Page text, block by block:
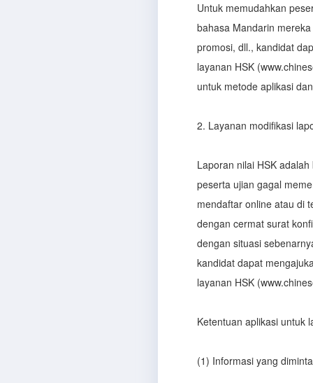
Untuk memudahkan
bahasa Mandarin
promosi, dll., kandidat
layanan HSK
untuk metode aplikasi
2. Layanan modifikasi
Laporan nilai HSK
peserta ujian gagal
mendaftar online atau di
dengan cermat surat
dengan situasi
kandidat dapat
layanan HSK
Ketentuan aplikasi untuk
(1) Informasi yang